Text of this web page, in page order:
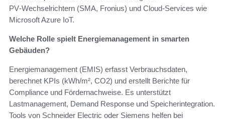
PV‑Wechselrichtern (SMA, Fronius) und Cloud‑Services wie
Microsoft Azure IoT.
Welche Rolle spielt Energiemanagement in smarten
Gebäuden?
Energiemanagement (EMIS) erfasst Verbrauchsdaten,
berechnet KPIs (kWh/m², CO2) und erstellt Berichte für
Compliance und Fördernachweise. Es unterstützt
Lastmanagement, Demand Response und Speicherintegration.
Tools von Schneider Electric oder Siemens helfen bei